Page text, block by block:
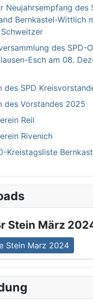
Neujahrsempfang des
Bernkastel-Wittlich
des SPD-
Esch am 08.
des SPD
des Vorstandes 2025
Reil
Rivenich
Kreistagsliste
Stein März
Stein Marz 2024